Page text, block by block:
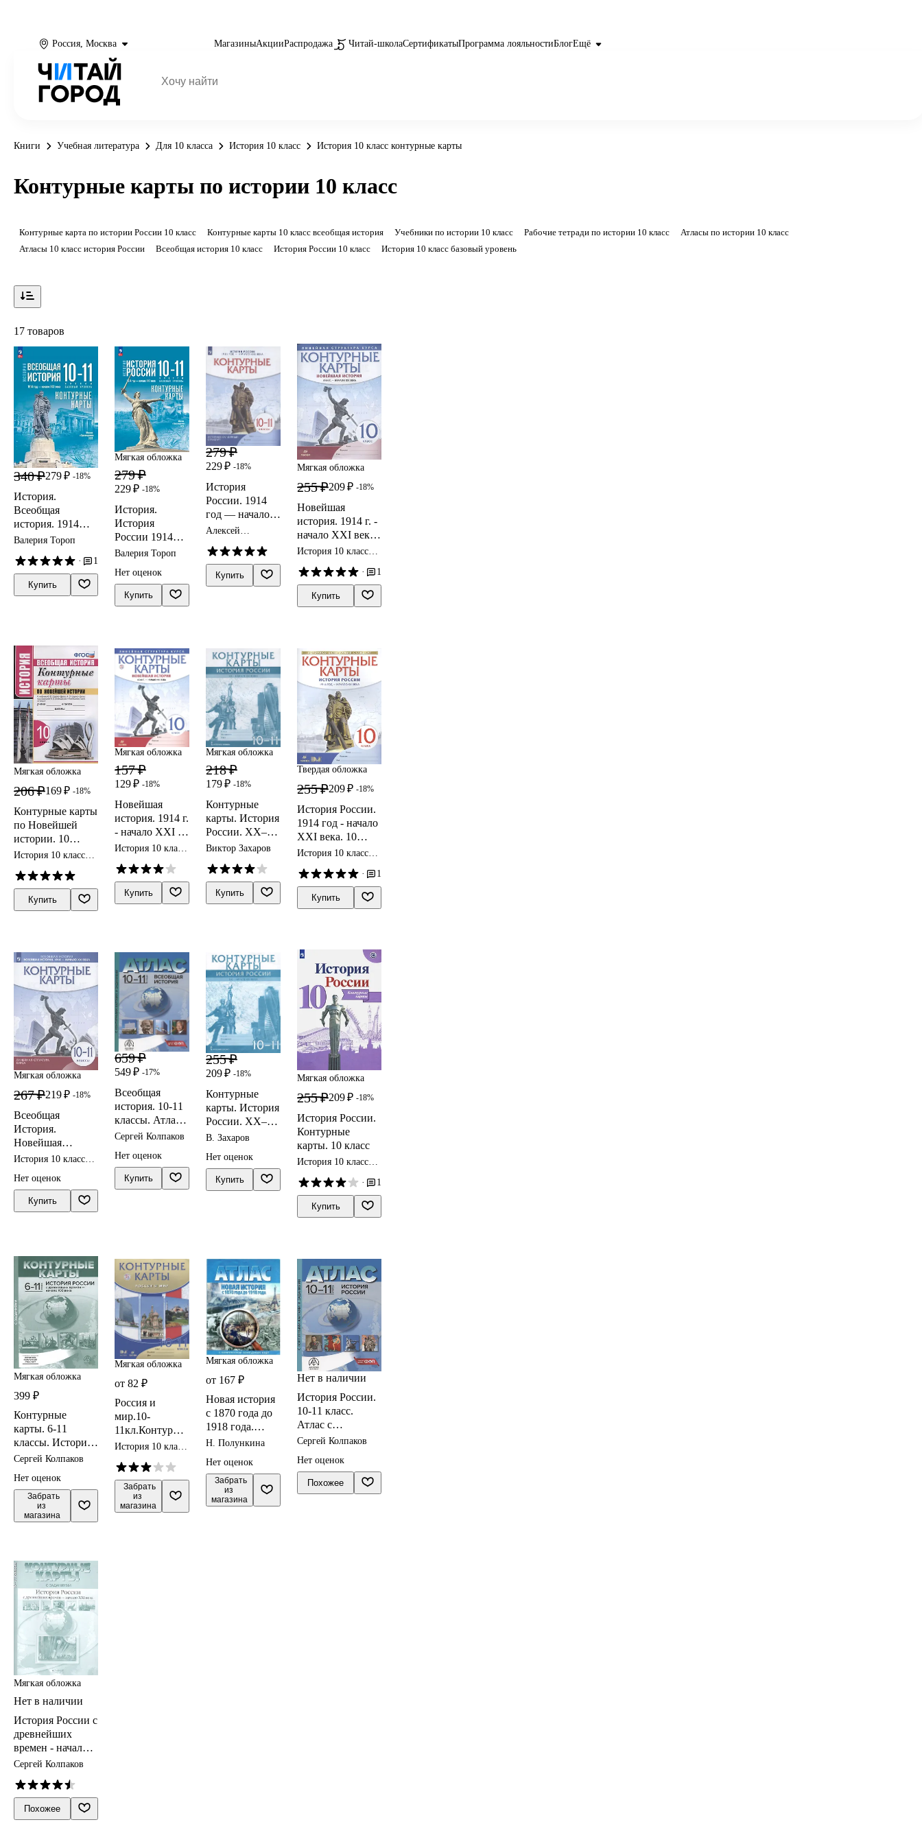
Россия, Москва МагазиныАкцииРаспродажа Читай-школаСертификатыПрограмма лояльностиБлогЕщё
Книги Учебная литература Для 10 класса История 10 класс История 10 класс контурные карты
Контурные карты по истории 10 класс
Контурные карта по истории России 10 класс Контурные карты 10 класс всеобщая история Учебники по истории 10 класс Рабочие тетради по истории 10 класс
Атласы по истории 10 класс
Атласы 10 класс история России
Всеобщая история 10 класс История России 10 класс История 10 класс базовый уровень
17 товаров
340 ₽279 ₽ -18%
История.
Всеобщая
история. 1914
год-начало XXI
классы. Базовый
уровень.
Контурные карты
Валерия Тороп
·
1
Купить
Мягкая обложка
279 ₽
229 ₽ -18%
История.
История
России 1914
год-начало XXI
е карты. 10-11
классы.
Базовый
Валерия Тороп
Нет оценок
Купить
279 ₽
229 ₽ -18%
История
России. 1914
год — начало
XXI века. 10-11
Контурные
карты
Алексей
Купить
Мягкая обложка
255 ₽209 ₽ -18%
Новейшая
история. 1914 г. -
начало XXI века.
10 класс.
(Линейная
структура курса)
История 10 класс
·
1
Купить
Мягкая обложка
206 ₽169 ₽ -18%
Контурные карты
по Новейшей
истории. 10
класс. К
Сороко-Цюпы,
А.О. Сороко-
Цюпы
История 10 класс
Купить
Мягкая обложка
157 ₽
129 ₽ -18%
Новейшая
история. 1914 г.
- начало XXI в.
10 класс.
карты
(Линейная
структура
История 10 класс
Купить
Мягкая обложка
218 ₽
179 ₽ -18%
Контурные
карты. История
России. XX–
начало XXI
класс
Виктор Захаров
Купить
Твердая обложка
255 ₽209 ₽ -18%
История России.
1914 год - начало
XXI века. 10
класс. Контурные
История 10 класс
·
1
Купить
Мягкая обложка
267 ₽219 ₽ -18%
Всеобщая
История.
Новейшая
история. 1914 г.
10-11 классы.
Контурные карты
История 10 класс
Нет оценок
Купить
659 ₽
549 ₽ -17%
Всеобщая
история. 10-11
классы. Атлас с
контурными
заданиями
Сергей Колпаков
Нет оценок
Купить
255 ₽
209 ₽ -18%
Контурные
карты. История
России. XX–
начало XXI
класс
В. Захаров
Нет оценок
Купить
Мягкая обложка
255 ₽209 ₽ -18%
История России.
Контурные
карты. 10 класс
История 10 класс
·
1
Купить
Мягкая обложка
399 ₽
Контурные
карты. 6-11
классы. История
России с
времен - начало
ХХI века. К/
К+задания 2023 г.
Сергей Колпаков
Нет оценок
Забрать
из
магазина
Мягкая обложка
от 82 ₽
Россия и
мир.10-
11кл.Контурны
е карты.
История 10 класс
Забрать
из
магазина
Мягкая обложка
от 167 ₽
Новая история
с 1870 года до
1918 года.
Атлас с
контурных карт
Н. Полункина
Нет оценок
Забрать
из
магазина
Нет в наличии
История России.
10-11 класс.
Атлас с
контурными
заданиями
Сергей Колпаков
Нет оценок
Похожее
Мягкая обложка
Нет в наличии
История России с
древнейших
времен - начало
XXI века. 10-11
карты с
заданиями
Сергей Колпаков
Похожее